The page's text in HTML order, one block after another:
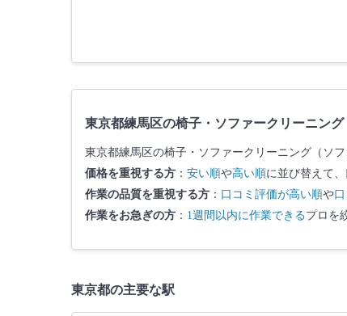
東京都練馬区の椅子・ソファークリーニン
東京都練馬区の椅子・ソファークリーニング（ソ
価格を重視する方 ： 安い順や高い順に並び替えて
作業の品質を重視する方 ： 口コミ評価が高い順や
作業をお急ぎの方 ： 1週間以内に作業できるプロを
東京都の主要な駅